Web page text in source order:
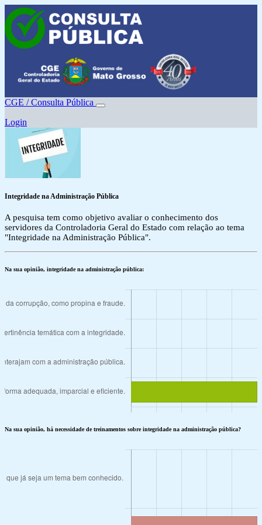
CGE / Consulta Pública
Login
Integridade na Administração Pública
A pesquisa tem como objetivo avaliar o conhecimento dos
servidores da Controladoria Geral do Estado com relação ao tema
"Integridade na Administração Pública".
Na sua opinião, integridade na administração pública:
Na sua opinião, há necessidade de treinamentos sobre integridade na administração pública?